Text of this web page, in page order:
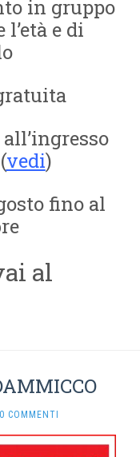
in gruppo
e di
vedi)
fino al
al
0 COMMENTI